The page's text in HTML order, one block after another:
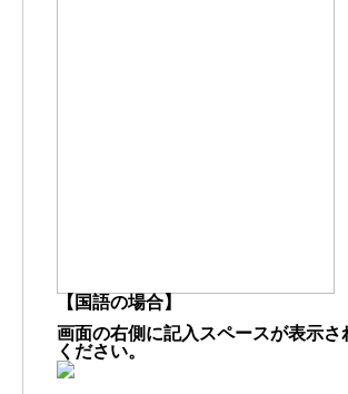
【国語の場合】
画面の右側に記入スペースが表示
ください。